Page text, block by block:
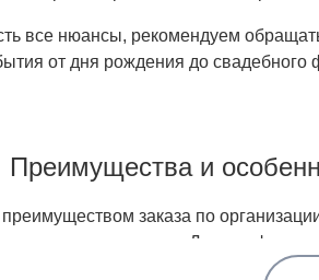
все нюансы, рекомендуем
от дня рождения до свадебного
Преимущества и
заказа по
торжества на выезде. Для
стола, организаторы